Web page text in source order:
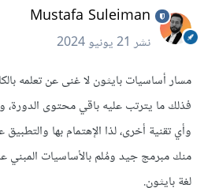
Mustafa Suleiman
نشر21 يونيو 2024
مسار أساسيات بايثون لا غنى عن تعلمه
فذلك ما يترتب عليه باقي محتوى الدورة،
وأي تقنية أخرى، لذا الإهتمام بها
منك مبرمج جيد ومُلم بالأساسيات المبني
لغة بايثون.